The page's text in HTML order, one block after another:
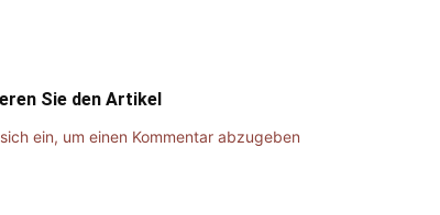
Sie den Artikel
ein, um einen Kommentar abzugeben